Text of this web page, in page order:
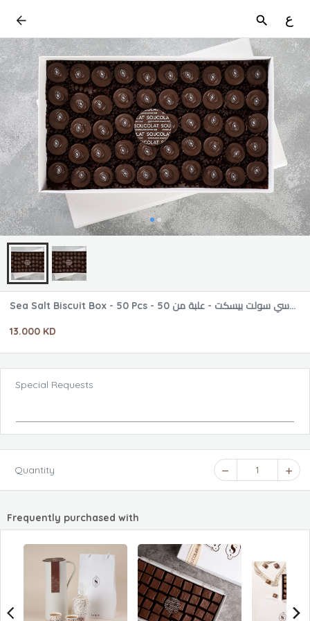
ع
Sea Salt Biscuit Box - 50 Pcs - سي سولت بيسكت - علبة من 50
قطعة
13.000 KD
Special Requests
Quantity 1
Frequently purchased with